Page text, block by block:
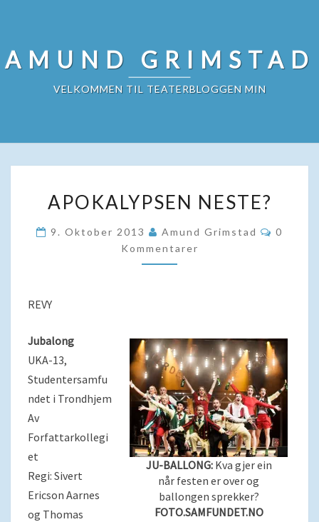
content
AMUND GRIMSTAD
VELKOMMEN TIL TEATERBLOGGEN MIN
NESTE?
APOKALYPSEN NESTE?
9. Oktober 2013 Amund Grimstad
0
Kommentarer
REVY
JU-BALLONG:Kva gjer ein
når festen er over og
ballongen sprekker?
FOTO.SAMFUNDET.NO
Jubalong
UKA-13,
Studentersamfu
ndet i Trondhjem
Av
Forfattarkollegi
et
Regi: Sivert
Ericson Aarnes
og Thomas